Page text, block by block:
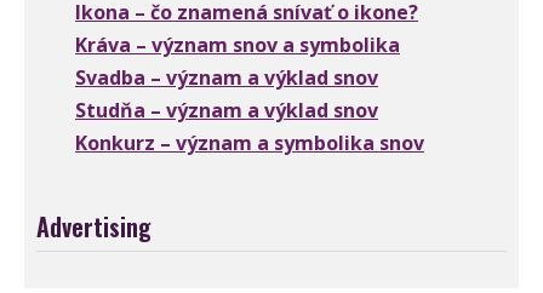
Ikona – čo znamená snívať o ikone?
Kráva – význam snov a symbolika
Svadba – význam a výklad snov
Studňa – význam a výklad snov
Konkurz – význam a symbolika snov
Advertising